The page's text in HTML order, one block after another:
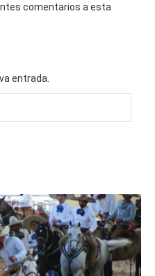
comentarios a esta
entrada.